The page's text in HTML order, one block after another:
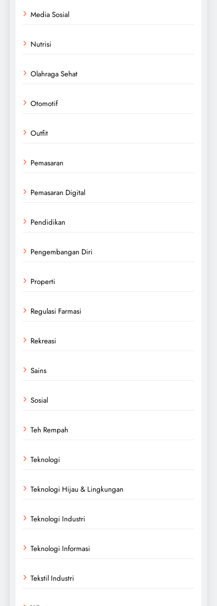
Media Sosial
Nutrisi
Olahraga Sehat
Otomotif
Outfit
Pemasaran
Pemasaran Digital
Pendidikan
Pengembangan Diri
Properti
Regulasi Farmasi
Rekreasi
Sains
Sosial
Teh Rempah
Teknologi
Teknologi Hijau & Lingkungan
Teknologi Industri
Teknologi Informasi
Tekstil Industri